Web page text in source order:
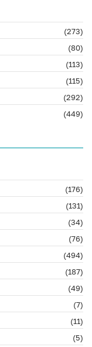
(273)
(80)
(113)
(115)
(292)
(449)
(176)
(131)
(34)
(76)
(494)
(187)
(49)
(7)
(11)
(5)